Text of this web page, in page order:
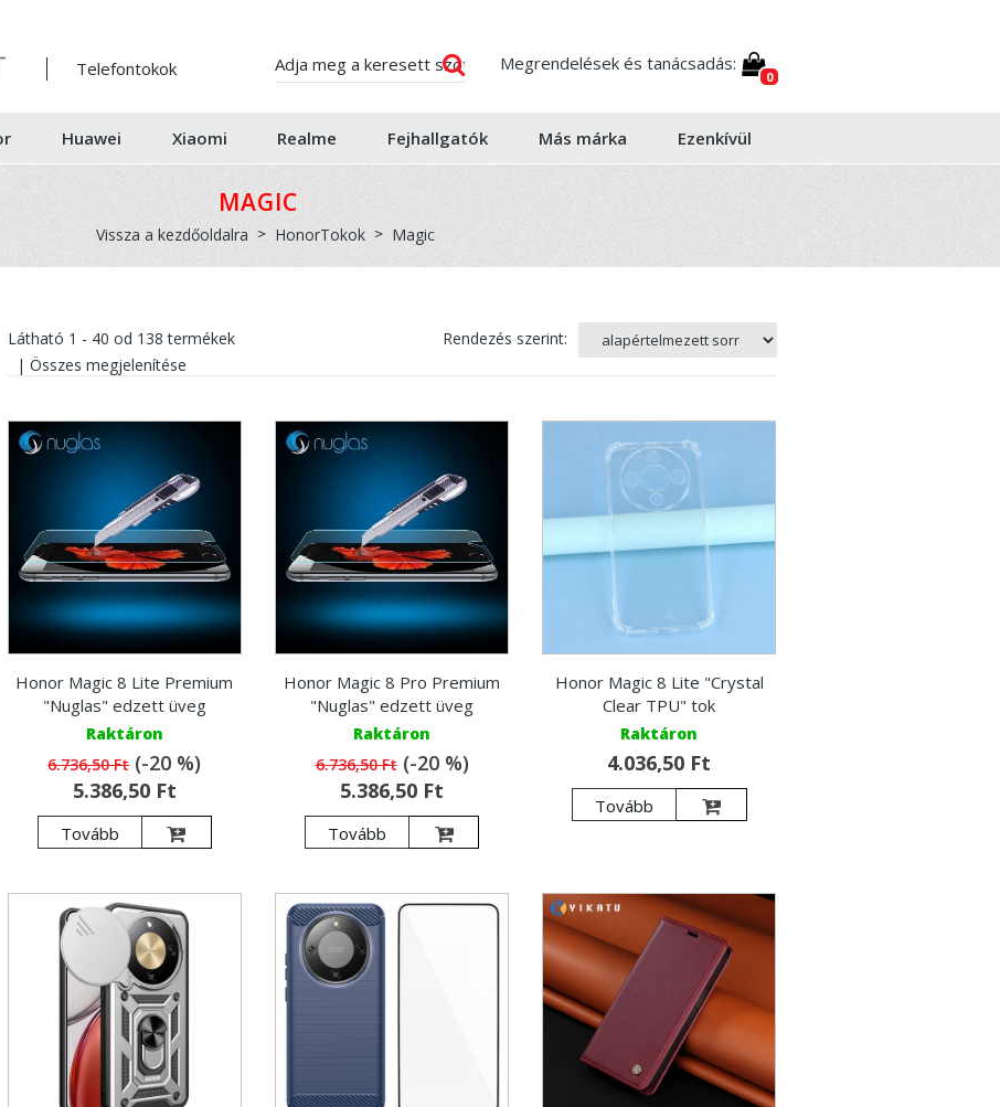
Telefontokok Megrendelések és tanácsadás:
0
Huawei Xiaomi Realme Fejhallgatók Más márka Ezenkívül
MAGIC
Vissza a kezdőoldalra HonorTokok Magic
Látható 1 - 40 od 138 termékek
| Összes megjelenítése
Rendezés szerint:
Honor Magic 8 Lite Premium
"Nuglas" edzett üveg
Raktáron
6.736,50 Ft(-20 %)
5.386,50 Ft
Tovább
Honor Magic 8 Pro Premium
"Nuglas" edzett üveg
Raktáron
6.736,50 Ft(-20 %)
5.386,50 Ft
Tovább
Honor Magic 8 Lite "Crystal
Clear TPU" tok
Raktáron
4.036,50 Ft
Tovább